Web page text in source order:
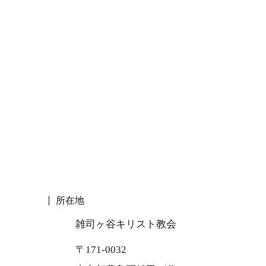
所在地
雑司ヶ谷キリスト教会
〒171-0032